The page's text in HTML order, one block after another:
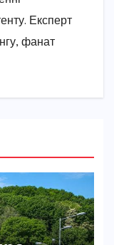
Експерт
фанат